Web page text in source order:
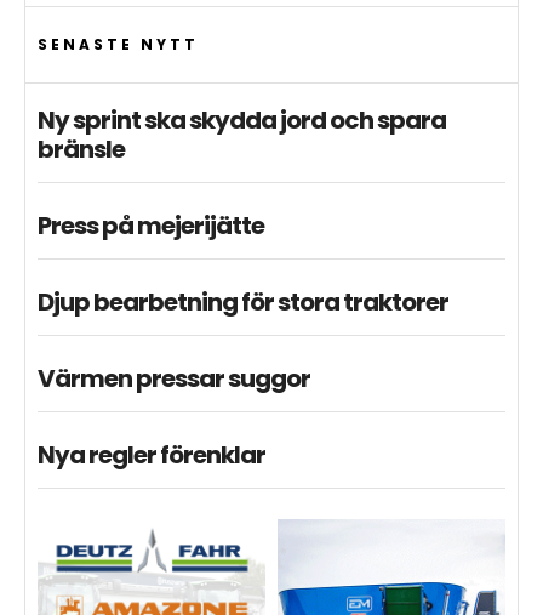
SENASTE NYTT
Ny sprint ska skydda jord och spara
bränsle
Press på mejerijätte
Djup bearbetning för stora traktorer
Värmen pressar suggor
Nya regler förenklar